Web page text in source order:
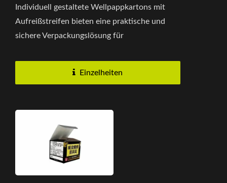
Individuell gestaltete Wellpappkartons mit
Aufreißstreifen bieten eine praktische und
sichere Verpackungslösung für
Einzelheiten